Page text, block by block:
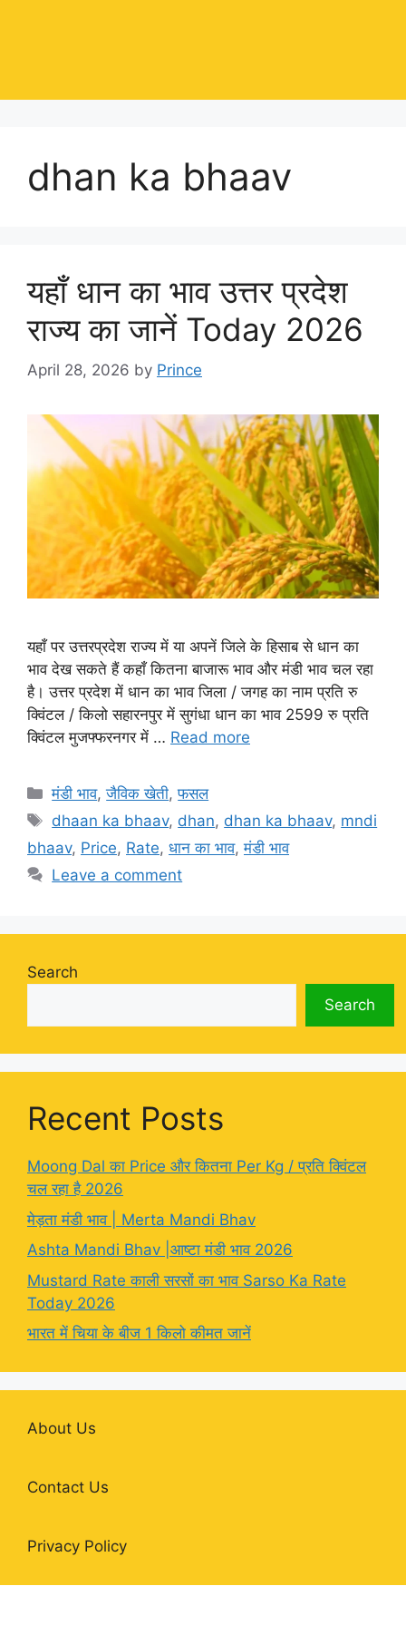
dhan ka bhaav
यहाँ धान का भाव उत्तर प्रदेश
राज्य का जानें Today 2026
April 28, 2026 by Prince
यहाँ पर उत्तरप्रदेश राज्य में या अपनें जिले के हिसाब से धान का
भाव देख सकते हैं कहाँ कितना बाजारू भाव और मंडी भाव चल रहा
है। उत्तर प्रदेश में धान का भाव जिला / जगह का नाम प्रति रु
क्विंटल / किलो सहारनपुर में सुगंधा धान का भाव 2599 रु प्रति
क्विंटल मुजफ्फरनगर में … Read more
Categories
मंडी भाव,जैविक खेती,फसल
Tags
dhaan ka bhaav, dhan, dhan ka bhaav, mndi
bhaav, Price, Rate, धान का भाव,मंडी भाव
Leave a comment
Search
Search
Recent Posts
Moong Dal का Price और कितना Per Kg / प्रति क्विंटल
चल रहा है 2026
मेड़ता मंडी भाव | Merta Mandi Bhav
Ashta Mandi Bhav |आष्टा मंडी भाव 2026
Mustard Rate काली सरसों का भाव Sarso Ka Rate
Today 2026
भारत में चिया के बीज 1 किलो कीमत जानें
About Us
Contact Us
Privacy Policy